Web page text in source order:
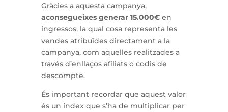
Gràcies a aquesta campanya,
aconsegueixes generar 15.000€en
ingressos, la qual cosa representa les
vendes atribuïdes directament a la
campanya, com aquelles realitzades a
través d’enllaços afiliats o codis de
descompte.
És important recordar que aquest valor
és un índex que s’ha de multiplicar per